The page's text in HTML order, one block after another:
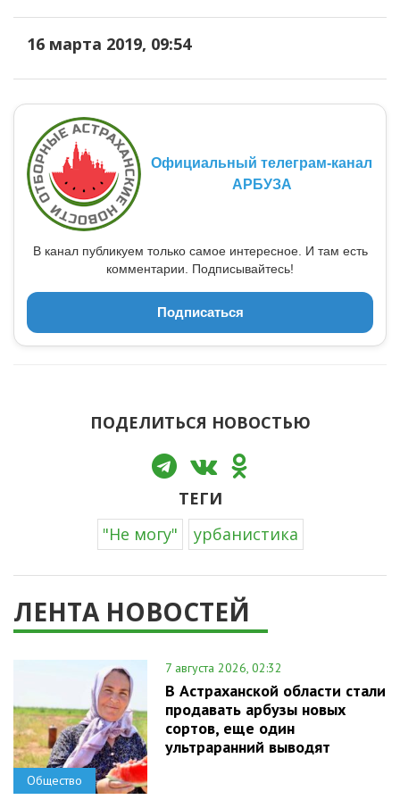
16 марта 2019, 09:54
Официальный телеграм-канал
АРБУЗА
В канал публикуем только самое интересное. И там есть
комментарии. Подписывайтесь!
Подписаться
ПОДЕЛИТЬСЯ НОВОСТЬЮ
ТЕГИ
"Не могу"
урбанистика
ЛЕНТА НОВОСТЕЙ
Общество
7 августа 2026, 02:32
В Астраханской области стали
продавать арбузы новых
сортов, еще один
ультраранний выводят